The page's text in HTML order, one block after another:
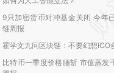
9只加密货币对冲基金关闭 今年
链周报
霍学文九问区块链：不要幻想ICO
比特币一季度价格腰斩 市值蒸发